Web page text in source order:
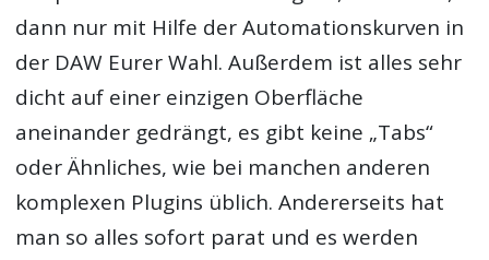
dann nur mit Hilfe der Automationskurven in
der DAW Eurer Wahl. Außerdem ist alles sehr
dicht auf einer einzigen Oberfläche
aneinander gedrängt, es gibt keine „Tabs“
oder Ähnliches, wie bei manchen anderen
komplexen Plugins üblich. Andererseits hat
man so alles sofort parat und es werden